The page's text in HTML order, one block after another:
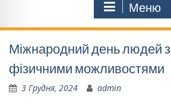
Меню
Міжнародний день людей
фізичними можливостями
3 Грудня, 2024 admin